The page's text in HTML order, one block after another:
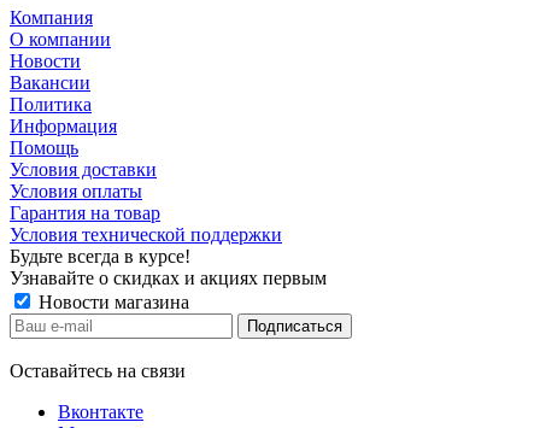
Компания
О компании
Новости
Вакансии
Политика
Информация
Помощь
Условия доставки
Условия оплаты
Гарантия на товар
Условия технической поддержки
Будьте всегда в курсе!
Узнавайте о скидках и акциях первым
Новости магазина
Оставайтесь на связи
Вконтакте